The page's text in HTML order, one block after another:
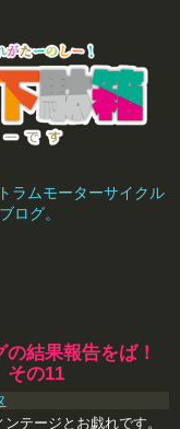
ラムモーターサイクル
ログ。
結果報告をば！
その11
テージとお戯れです。